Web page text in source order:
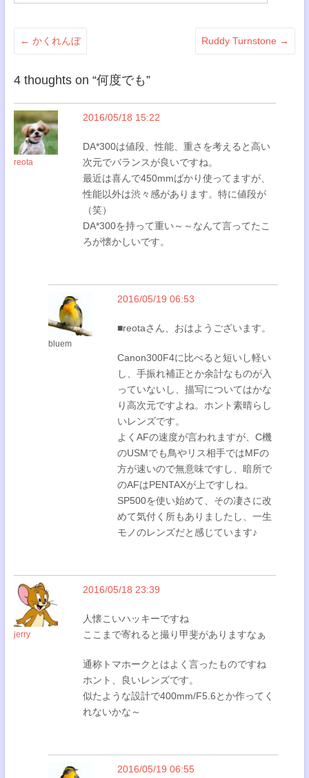
← かくれんぼ Ruddy Turnstone →
4 thoughts on “何度でも”
reota
2016/05/18 15:22
DA*300は値段、性能、重さを考えると高い
次元でバランスが良いですね。
最近は喜んで450mmばかり使ってますが、
性能以外は渋々感があります。特に値段が
（笑）
DA*300を持って重い～～なんて言ってたこ
ろが懐かしいです。
bluem
2016/05/19 06:53
■reotaさん、おはようございます。
Canon300F4に比べると短いし軽い
し、手振れ補正とか余計なものが入
っていないし、描写についてはかな
り高次元ですよね。ホント素晴らし
いレンズです。
よくAFの速度が言われますが、C機
のUSMでも鳥やリス相手ではMFの
方が速いので無意味ですし、暗所で
のAFはPENTAXが上ですしね。
SP500を使い始めて、その凄さに改
めて気付く所もありましたし、一生
モノのレンズだと感じています♪
jerry
2016/05/18 23:39
人懐こいハッキーですね
ここまで寄れると撮り甲斐がありますなぁ
通称トマホークとはよく言ったものですね
ホント、良いレンズです。
似たような設計で400mm/F5.6とか作ってく
れないかな～
2016/05/19 06:55